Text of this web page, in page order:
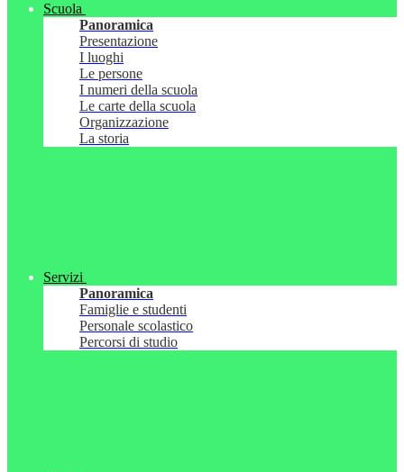
Scuola
Panoramica
Presentazione
I luoghi
Le persone
I numeri della scuola
Le carte della scuola
Organizzazione
La storia
Servizi
Panoramica
Famiglie e studenti
Personale scolastico
Percorsi di studio